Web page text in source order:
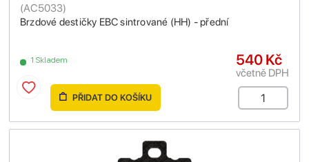
Brzdové destičky EBC sintrované (HH) - přední
(AC5033)
1 Skladem 540 Kč
včetně DPH
PŘIDAT DO KOŠÍKU